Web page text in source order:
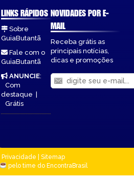
LINKS RÁPIDOS
Sobre
GuiaButantã
Fale com o
GuiaButantã
ANUNCIE:
Com
destaque|
Grátis
NOVIDADES POR E-
MAIL
Receba grátis as
principais notícias,
dicas e promoções
Privacidade
Sitemap
pelo time do EncontraBrasil